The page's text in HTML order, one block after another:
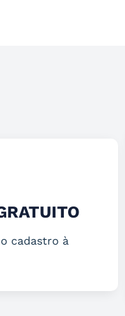
cadastro à